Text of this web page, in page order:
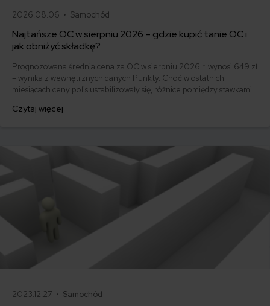
2026.08.06 • Samochód
Najtańsze OC w sierpniu 2026 – gdzie kupić tanie OC i
jak obniżyć składkę?
Prognozowana średnia cena za OC w sierpniu 2026 r. wynosi 649 zł
– wynika z wewnętrznych danych Punkty. Choć w ostatnich
miesiącach ceny polis ustabilizowały się, różnice pomiędzy stawkami
500 zł, inni – powyżej 1500 zł. Gdzie znaleźć najtańsze OC w Polsce
Czytaj więcej
2023.12.27 • Samochód